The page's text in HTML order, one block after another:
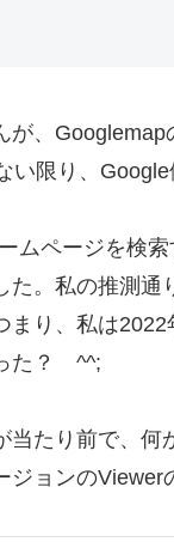
が、
い限り、
ムページを検
た。私の推測
まり、私は
た？ ^^;
当たり前で、
ョンのViewer